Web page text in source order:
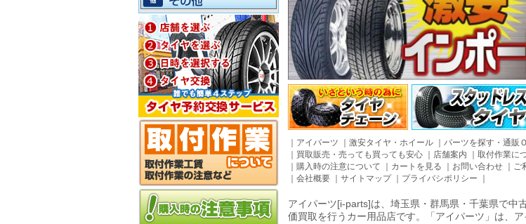
アイパーツ 激安タイヤ・ホイール パーツを探す・通販
買取販売・売っても買っても安心 店舗案内 取付作業に
購入時の注意について カートを見る お問い合わせ ご
会社概要 サイトマップ｜ プライバシポリシー
アイパーツ[i-parts]は、埼玉県・群馬県・千葉県で中
価買取を行うカー用品店です。「アイパーツ」は、